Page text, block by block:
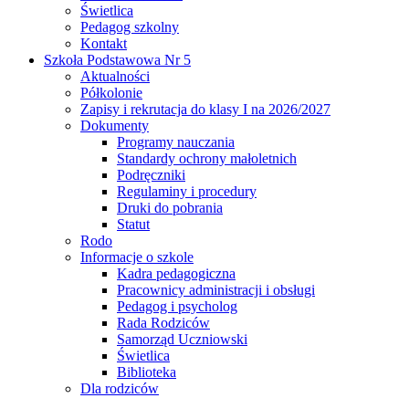
Świetlica
Pedagog szkolny
Kontakt
Szkoła Podstawowa Nr 5
Aktualności
Półkolonie
Zapisy i rekrutacja do klasy I na 2026/2027
Dokumenty
Programy nauczania
Standardy ochrony małoletnich
Podręczniki
Regulaminy i procedury
Druki do pobrania
Statut
Rodo
Informacje o szkole
Kadra pedagogiczna
Pracownicy administracji i obsługi
Pedagog i psycholog
Rada Rodziców
Samorząd Uczniowski
Świetlica
Biblioteka
Dla rodziców